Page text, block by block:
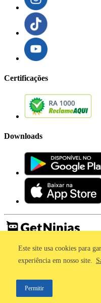
Este site usa cookies para
experiência em nosso site.
Permitir
Certificações
Downloads
Imprensa
Termos de Uso
©2011 - 2026, GetNinjas
Dr. Fernandes Coelho, 85 -